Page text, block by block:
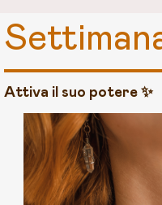
Attiva il suo potere ✨